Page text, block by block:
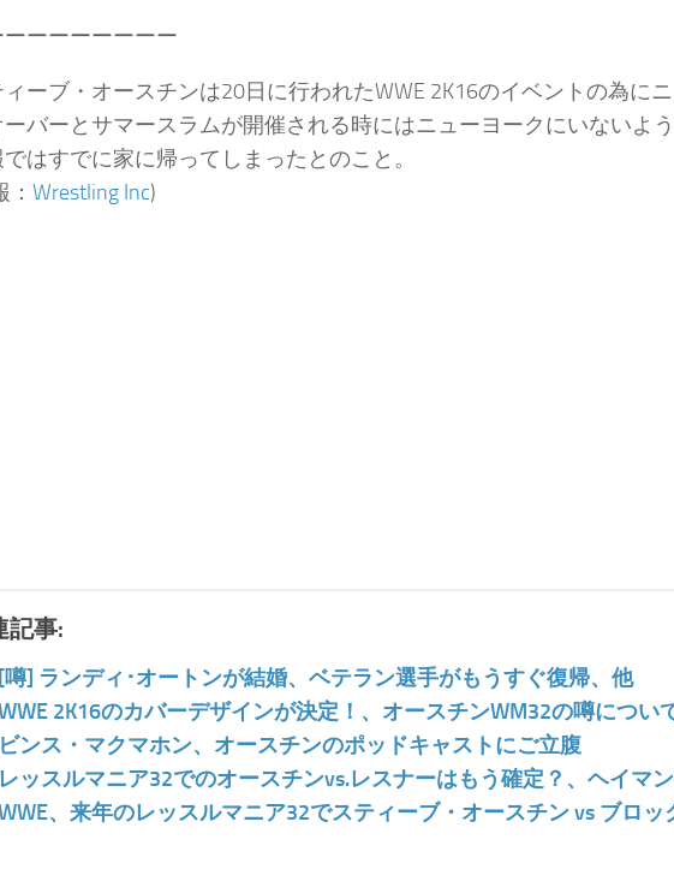
ーーーーーーーー
ィーブ・オースチンは20日に行われたWWE 2K16のイベントの為に
ーバーとサマースラムが開催される時にはニューヨークにいないよう
はすでに家に帰ってしまったとのこと。
： Wrestling Inc)
記事:
[噂] ランディ･オートンが結婚、ベテラン選手がもうすぐ復帰、他
2K16のカバーデザインが決定！、オースチンWM32の噂につい
ビンス・マクマホン、オースチンのポッドキャストにご立腹
レッスルマニア32でのオースチンvs.レスナーはもう確定？、ヘイマ
、来年のレッスルマニア32でスティーブ・オースチン vs ブロ